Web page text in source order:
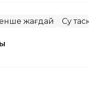
жағдай Су